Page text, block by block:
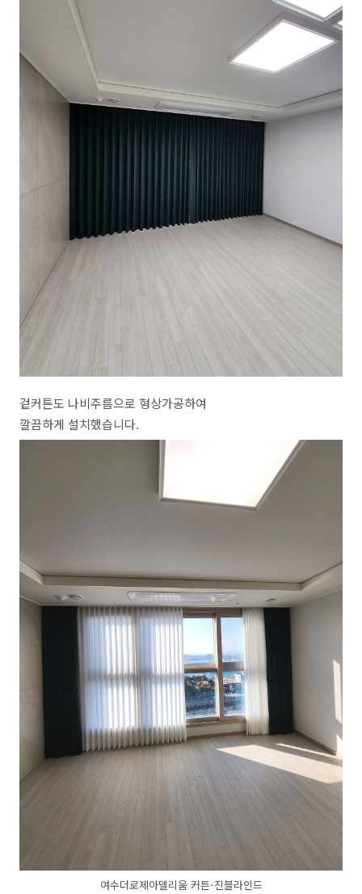
겉커튼도 나비주름으로 형상가공하여
깔끔하게 설치했습니다.
여수더로제아델리움 커튼-진블라인드